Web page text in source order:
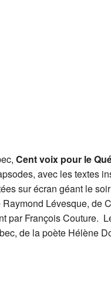
Cent voix pour le
avec les textes
sur écran géant le
Lévesque, de
par François Couture.
de la poète Hélène